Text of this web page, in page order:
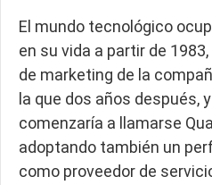
El mundo tecnológico
en su vida a partir de
de marketing de la
la que dos años después,
comenzaría a llamarse
adoptando también un
como proveedor de